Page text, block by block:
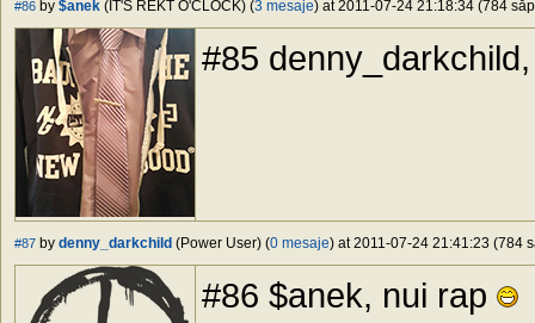
#86 by $anek (IT'S REKT O'CLOCK) (3 mesaje) at 2011-07-24 21:18:34 (784
#85
#87 by denny_darkchild (Power User) (0 mesaje) at 2011-07-24 21:41:23 (784
#86 $anek, nui rap